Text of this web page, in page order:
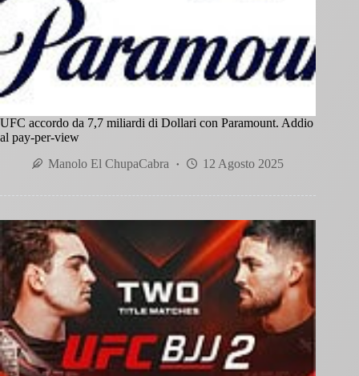
UFC accordo da 7,7 miliardi di Dollari con Paramount. Addio
al pay-per-view
Manolo El ChupaCabra
12 Agosto 2025